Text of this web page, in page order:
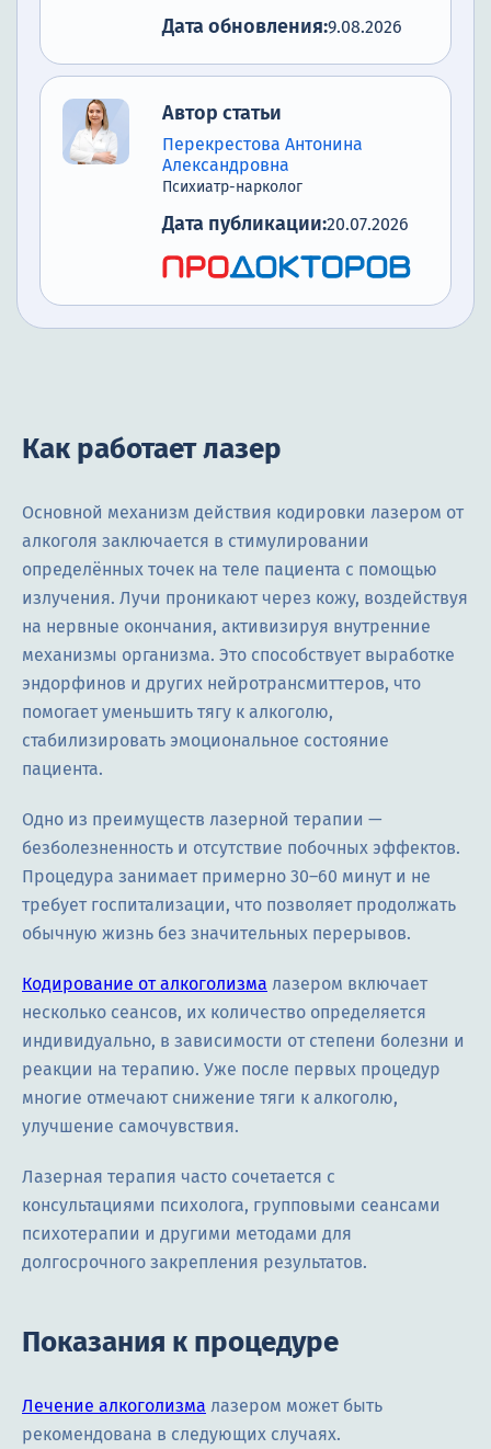
Дата обновления:9.08.2026
Автор статьи
Перекрестова Антонина
Александровна
Психиатр-нарколог
Дата публикации:20.07.2026
Как работает лазер
Основной механизм действия кодировки лазером от
алкоголя заключается в стимулировании
определённых точек на теле пациента с помощью
излучения. Лучи проникают через кожу, воздействуя
на нервные окончания, активизируя внутренние
механизмы организма. Это способствует выработке
эндорфинов и других нейротрансмиттеров, что
помогает уменьшить тягу к алкоголю,
стабилизировать эмоциональное состояние
пациента.
Одно из преимуществ лазерной терапии —
безболезненность и отсутствие побочных эффектов.
Процедура занимает примерно 30–60 минут и не
требует госпитализации, что позволяет продолжать
обычную жизнь без значительных перерывов.
Кодирование от алкоголизма лазером включает
несколько сеансов, их количество определяется
индивидуально, в зависимости от степени болезни и
реакции на терапию. Уже после первых процедур
многие отмечают снижение тяги к алкоголю,
улучшение самочувствия.
Лазерная терапия часто сочетается с
консультациями психолога, групповыми сеансами
психотерапии и другими методами для
долгосрочного закрепления результатов.
Показания к процедуре
Лечение алкоголизма лазером может быть
рекомендована в следующих случаях.